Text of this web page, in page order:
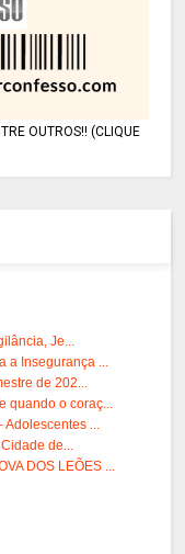
OUTROS!! (CLIQUE
Je...
a Insegurança ...
de 202...
quando o coraç...
Adolescentes ...
de...
DOS LEÕES ...